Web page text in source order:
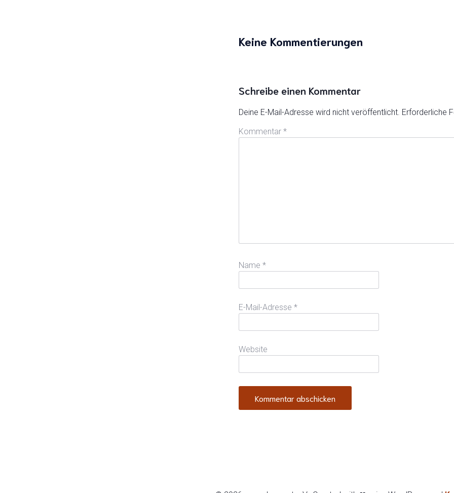
Keine Kommentierungen
Schreibe einen Kommentar
Deine E-Mail-Adresse wird nicht veröffentlicht. Erforderliche
Kommentar *
Name *
E-Mail-Adresse *
Website